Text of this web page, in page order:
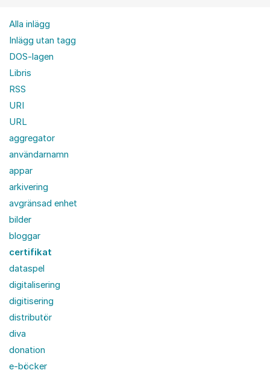
Alla inlägg
Inlägg utan tagg
DOS-lagen
Libris
RSS
URI
URL
aggregator
användarnamn
appar
arkivering
avgränsad enhet
bilder
bloggar
certifikat
dataspel
digitalisering
digitisering
distributör
diva
donation
e-böcker